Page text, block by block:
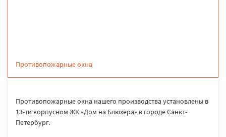
Противопожарные окна
Противопожарные окна нашего производства установлены в
13-ти корпусном ЖК «Дом на Блюхера» в городе Санкт-
Петербург.